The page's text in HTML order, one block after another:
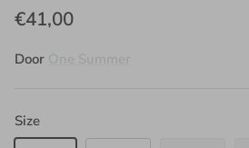
€41,00
Door
Size